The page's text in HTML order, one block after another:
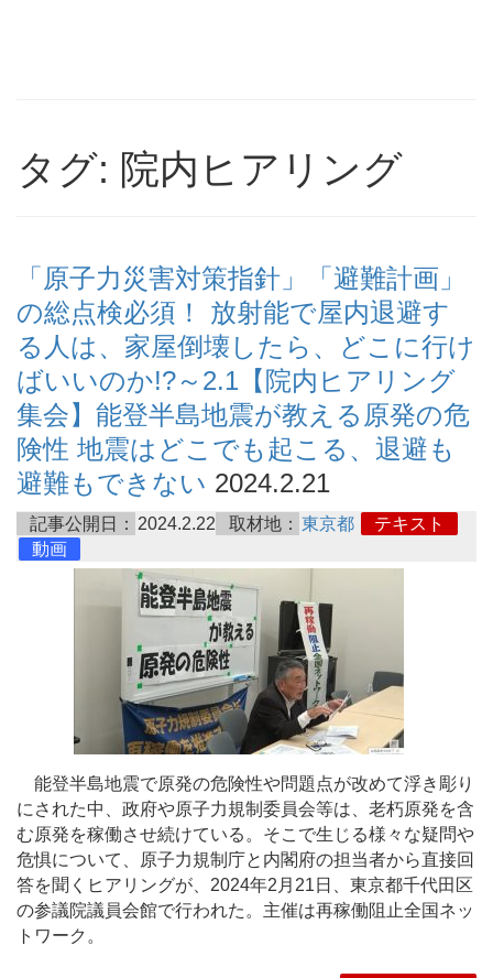
タグ: 院内ヒアリング
「原子力災害対策指針」「避難計画」
の総点検必須！ 放射能で屋内退避す
る人は、家屋倒壊したら、どこに行け
ばいいのか!?～2.1【院内ヒアリング
集会】能登半島地震が教える原発の危
険性 地震はどこでも起こる、退避も
避難もできない 2024.2.21
記事公開日： 2024.2.22 取材地： 東京都
テキスト
動画
能登半島地震で原発の危険性や問題点が改めて浮き彫り
にされた中、政府や原子力規制委員会等は、老朽原発を含
む原発を稼働させ続けている。そこで生じる様々な疑問や
危惧について、原子力規制庁と内閣府の担当者から直接回
答を聞くヒアリングが、2024年2月21日、東京都千代田区
の参議院議員会館で行われた。主催は再稼働阻止全国ネッ
トワーク。